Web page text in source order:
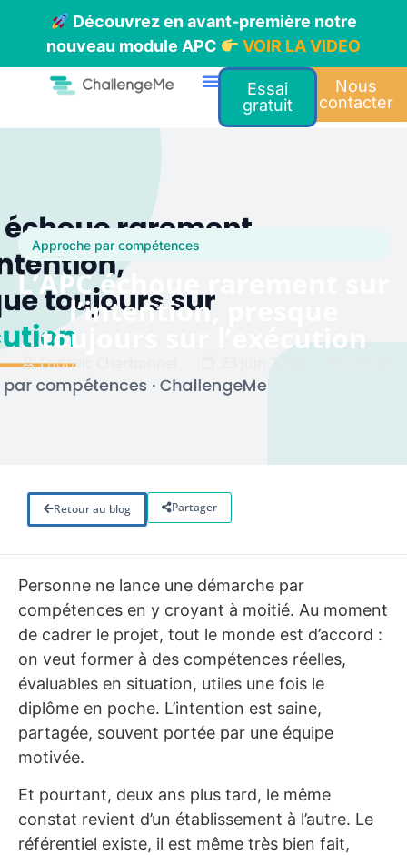
Découvrez en avant-première notre
nouveau module APC
VOIR LA VIDEO
Nous
contacter
Essai
gratuit
Approche par compétences
L’APC échoue rarement sur
l’intention, presque
toujours sur l’exécution
Ludovic Charbonnel
Retour au blog Partager
Personne ne lance une démarche par
compétences en y croyant à moitié. Au moment
de cadrer le projet, tout le monde est d’accord :
on veut former à des compétences réelles,
évaluables en situation, utiles une fois le
diplôme en poche. L’intention est saine,
partagée, souvent portée par une équipe
motivée.
Et pourtant, deux ans plus tard, le même
constat revient d’un établissement à l’autre. Le
référentiel existe, il est même très bien fait,